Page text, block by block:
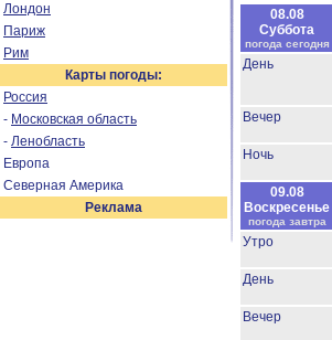
Лондон
Париж
Рим
Карты погоды:
Россия
- Московская область
- Ленобласть
Европа
Северная Америка
Реклама
08.08
Суббота
погода сегодня
День
Вечер
Ночь
09.08
Воскресенье
погода завтра
Утро
День
Вечер